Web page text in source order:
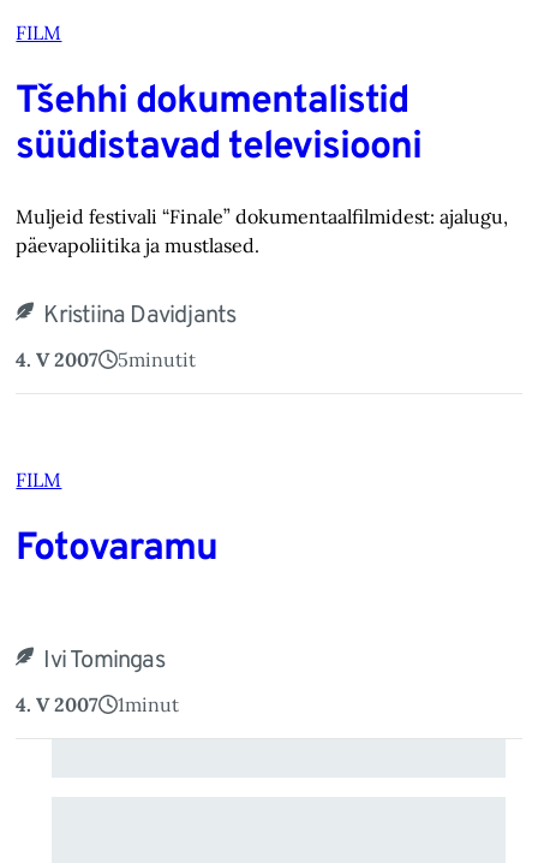
FILM
Tšehhi dokumentalistid
süüdistavad televisiooni
Muljeid festivali “Finale” dokumentaalfilmidest: ajalugu,
päevapoliitika ja mustlased.
Kristiina Davidjants
4. V 2007 5minutit
FILM
Fotovaramu
Ivi Tomingas
4. V 2007 1minut